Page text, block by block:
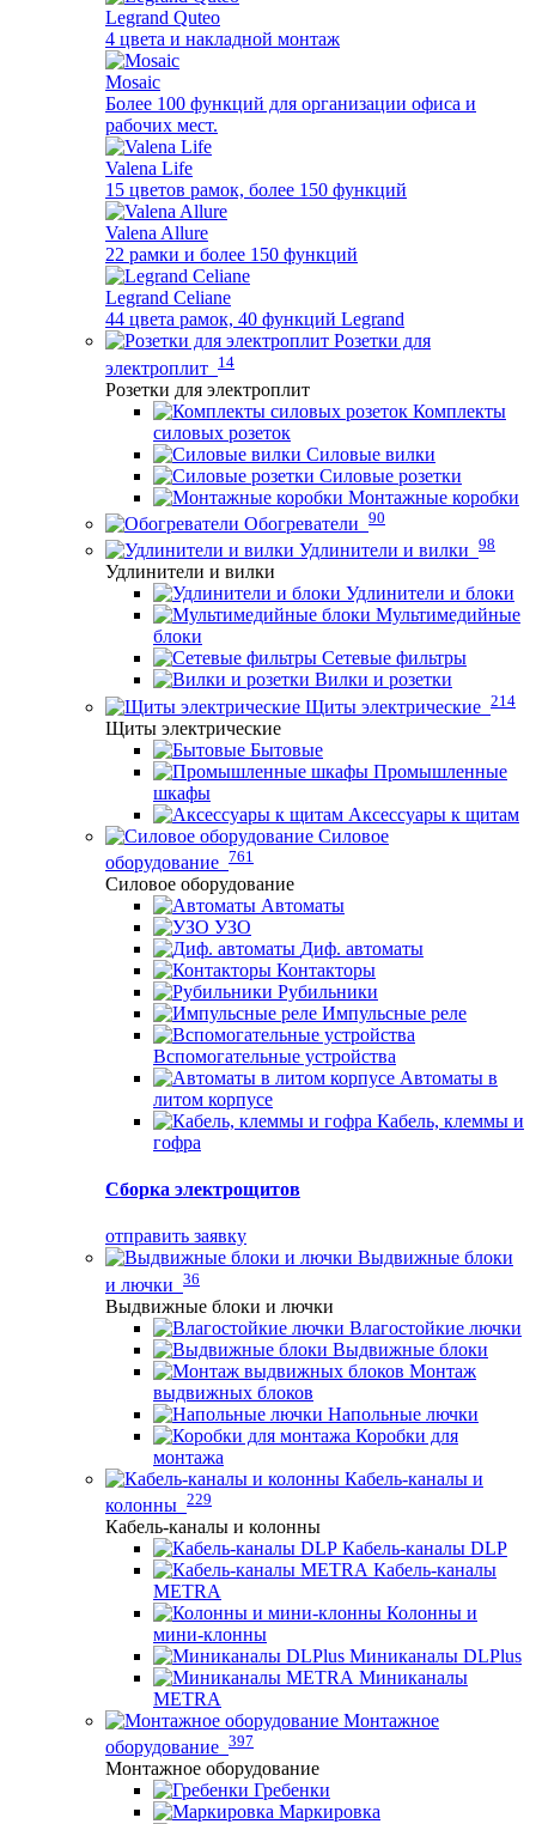
Legrand Quteo
4 цвета и накладной монтаж
Mosaic
Более 100 функций для организации офиса и
рабочих мест.
Valena Life
15 цветов рамок, более 150 функций
Valena Allure
22 рамки и более 150 функций
Legrand Celiane
44 цвета рамок, 40 функций Legrand
Розетки для
электроплит 14
Розетки для электроплит
Комплекты
силовых розеток
Силовые вилки
Силовые розетки
Монтажные коробки
Обогреватели 90
Удлинители и вилки 98
Удлинители и вилки
Удлинители и блоки
Мультимедийные
блоки
Сетевые фильтры
Вилки и розетки
Щиты электрические 214
Щиты электрические
Бытовые
Промышленные
шкафы
Аксессуары к щитам
Силовое
оборудование 761
Силовое оборудование
Автоматы
УЗО
Диф. автоматы
Контакторы
Рубильники
Импульсные реле
Вспомогательные устройства
Автоматы в
литом корпусе
Кабель, клеммы и
гофра
Сборка электрощитов
отправить заявку
Выдвижные блоки
и лючки 36
Выдвижные блоки и лючки
Влагостойкие лючки
Выдвижные блоки
Монтаж
выдвижных блоков
Напольные лючки
Коробки для
монтажа
Кабель-каналы и
колонны 229
Кабель-каналы и колонны
Кабель-каналы DLP
Кабель-каналы
METRA
Колонны и
мини-клонны
Миниканалы DLPlus
Миниканалы
METRA
Монтажное
оборудование 397
Монтажное оборудование
Гребенки
Маркировка